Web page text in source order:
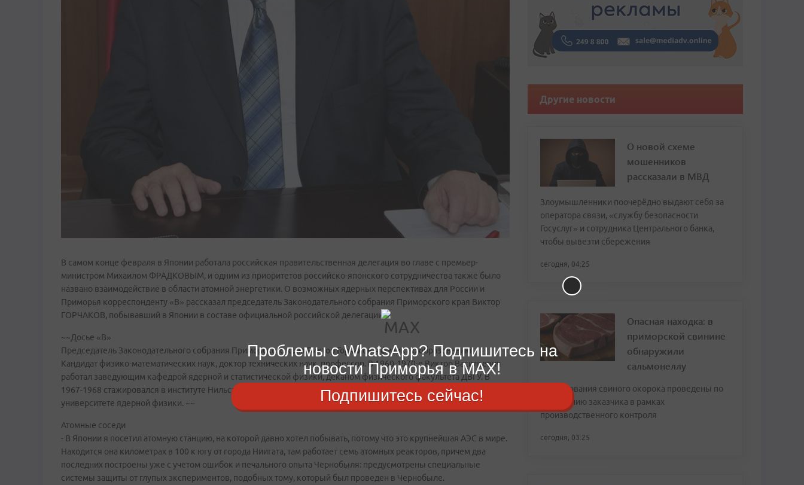
В самом конце февраля в Японии работала российская правительственная делегация во главе с премьер-
министром Михаилом ФРАДКОВЫМ, и одним из приоритетов российско-японского сотрудничества также было
названо взаимодействие в области атомной энергетики. О возможных ядерных перспективах для России и
Приморья корреспонденту «В» рассказал председатель Законодательного собрания Приморского края Виктор
ГОРЧАКОВ, побывавший в Японии в составе официальной российской делегации.
~~Досье «В»
Председатель Законодательного собрания Приморского края Виктор Горчаков – физик по образованию.
Кандидат физико-математических наук, доктор технических наук, профессор. В 1960-1970-е Виктор Васильевич
работал заведующим кафедрой ядерной и статистической физики, деканом физического факультета ДВГУ. В
1967-1968 стажировался в институте Нильса Бора Копенгагенского университета, в 1975-1976 - в Токийском
университете ядерной физики. ~~
Атомные соседи
- В Японии я посетил атомную станцию, на которой давно хотел побывать, потому что это крупнейшая АЭС в мире.
Находится она километрах в 100 к югу от города Ниигата, там работает семь атомных реакторов, причем два
последних построены уже с учетом ошибок и печального опыта Чернобыля: предусмотрены специальные
системы защиты от глупых экспериментов, подобных тому, который был проведен в Чернобыле.
Другие новости
О новой схеме
мошенников
рассказали в МВД
Злоумышленники поочерёдно выдают себя за
оператора связи, «службу безопасности
Госуслуг» и сотрудника Центрального банка,
чтобы вывезти сбережения
сегодня, 04:25
Опасная находка: в
приморской свинине
обнаружили
сальмонеллу
Исследования свиного окорока проведены по
обращению заказчика в рамках
производственного контроля
сегодня, 03:25
Проблемы с WhatsApp? Подпишитесь на
новости Приморья в MAX!
Подпишитесь сейчас!